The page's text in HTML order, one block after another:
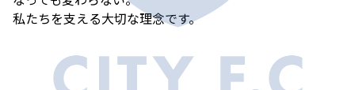
私たちを支える大切な理念です。